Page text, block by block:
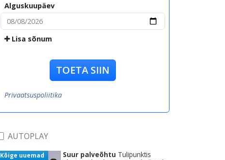
Alguskuupäev
Lisa sõnum
TOETA SIIN
Privaatsuspoliitika
AUTOPLAY
Kõige uuemad Suur palveõhtu Tulipunktis